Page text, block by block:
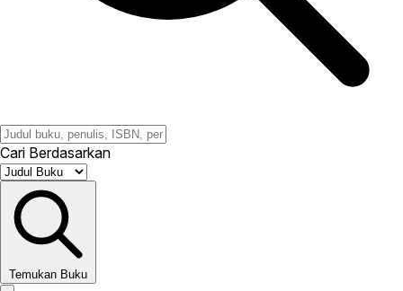
Cari Berdasarkan
Temukan Buku